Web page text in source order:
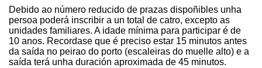
Debido ao número reducido de prazas dispoñibles unha
persoa poderá inscribir a un total de catro, excepto as
unidades familiares. A idade mínima para participar é de
10 anos. Recordase que é preciso estar 15 minutos antes
da saída no peirao do porto (escaleiras do muelle alto) e a
saída terá unha duración aproximada de 45 minutos.